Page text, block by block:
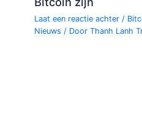
Laat een reactie achter /
Nieuws / DoorThanh Lanh